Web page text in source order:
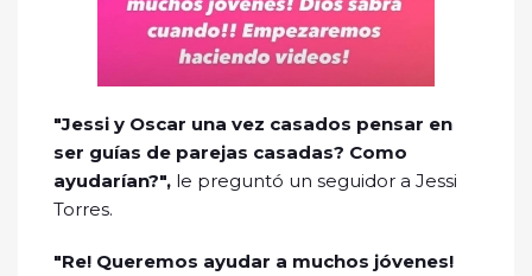
"Jessi y Oscar una vez casados pensar en
ser guías de parejas casadas? Como
ayudarían?", le preguntó un seguidor a Jessi
Torres.
"Re! Queremos ayudar a muchos jóvenes!